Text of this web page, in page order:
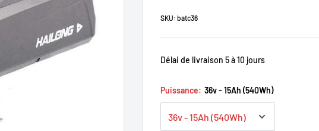
SKU: batc36
Délai de livraison 5 à 10 jours
Puissance: 36v - 15Ah (540Wh)